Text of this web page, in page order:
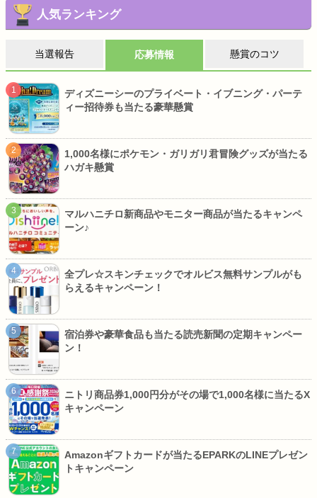
人気ランキング
当選報告 応募情報 懸賞のコツ
ディズニーシーのプライベート・イブニング・パーテ
ィー招待券も当たる豪華懸賞
1,000名様にポケモン・ガリガリ君冒険グッズが当たる
ハガキ懸賞
マルハニチロ新商品やモニター商品が当たるキャンペ
ーン♪
全プレ☆スキンチェックでオルビス無料サンプルがも
らえるキャンペーン！
宿泊券や豪華食品も当たる読売新聞の定期キャンペー
ン！
ニトリ商品券1,000円分がその場で1,000名様に当たるX
キャンペーン
Amazonギフトカードが当たるEPARKのLINEプレゼン
トキャンペーン